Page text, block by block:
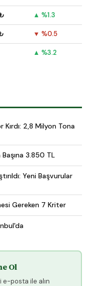
▲ %1.3
▼ %0.5
▲ %3.2
2,8 Milyon Tona
3.850 TL
Yeni Başvurular
Gereken 7 Kriter
Ol
posta ile alın